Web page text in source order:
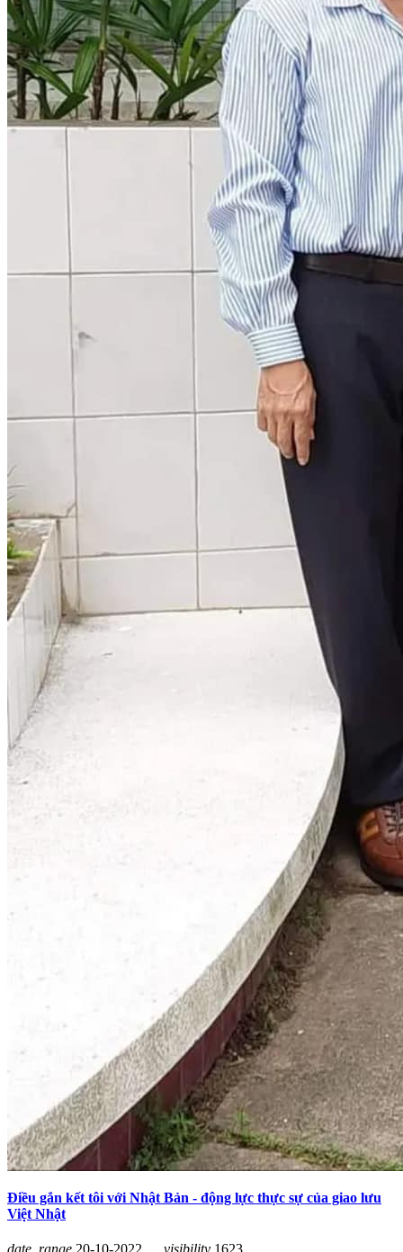
Điều gắn kết tôi với Nhật Bản - động lực thực sự của giao lưu
Việt Nhật
date_range 20-10-2022 visibility 1623